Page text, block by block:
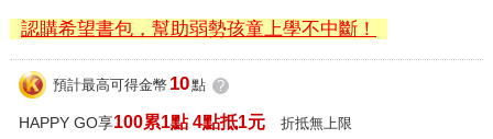
認購希望書包，幫助弱勢孩童上學不中斷！
預計最高可得金幣 10點 ?
HAPPY GO享100累1點 4點抵1元 折抵無上限